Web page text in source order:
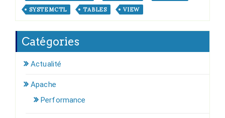
SYSTEMCTL
TABLES VIEW
Catégories
Actualité
Apache
Performance